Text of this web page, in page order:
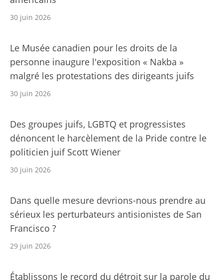
30 juin 2026
Le Musée canadien pour les droits de la
personne inaugure l'exposition « Nakba »
malgré les protestations des dirigeants juifs
30 juin 2026
Des groupes juifs, LGBTQ et progressistes
dénoncent le harcèlement de la Pride contre le
politicien juif Scott Wiener
30 juin 2026
Dans quelle mesure devrions-nous prendre au
sérieux les perturbateurs antisionistes de San
Francisco ?
29 juin 2026
Établissons le record du détroit sur la parole du